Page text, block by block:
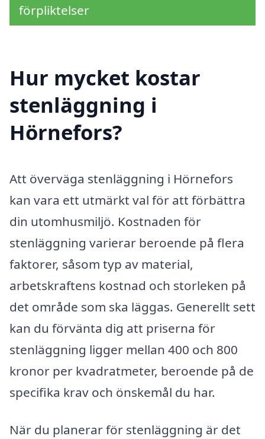
förpliktelser
Hur mycket kostar
stenläggning i
Hörnefors?
Att överväga stenläggning i Hörnefors
kan vara ett utmärkt val för att förbättra
din utomhusmiljö. Kostnaden för
stenläggning varierar beroende på flera
faktorer, såsom typ av material,
arbetskraftens kostnad och storleken på
det område som ska läggas. Generellt sett
kan du förvänta dig att priserna för
stenläggning ligger mellan 400 och 800
kronor per kvadratmeter, beroende på de
specifika krav och önskemål du har.
När du planerar för stenläggning är det